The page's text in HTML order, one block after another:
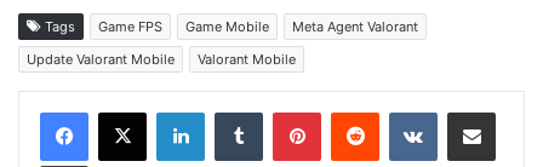
Tags Game FPS Game Mobile
Meta Agent Valorant
Update Valorant Mobile
Valorant Mobile